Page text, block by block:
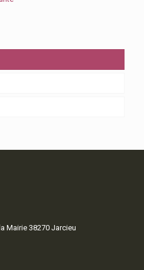
Mairie 38270 Jarcieu